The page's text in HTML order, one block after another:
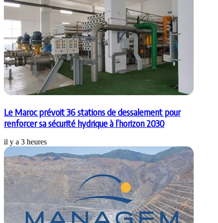
Le Maroc prévoit 36 stations de dessalement pour
renforcer sa sécurité hydrique à l’horizon 2030
il y a 3 heures